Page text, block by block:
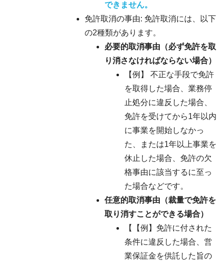
できません。
免許取消の事由: 免許取消には、以下
の2種類があります。
必要的取消事由（必ず免許を取
り消さなければならない場合）
【例】 不正な手段で免許
を取得した場合、業務停
止処分に違反した場合、
免許を受けてから1年以内
に事業を開始しなかっ
た、または1年以上事業を
休止した場合、免許の欠
格事由に該当するに至っ
た場合などです。
任意的取消事由（裁量で免許を
取り消すことができる場合）
【【例】免許に付された
条件に違反した場合、営
業保証金を供託した旨の